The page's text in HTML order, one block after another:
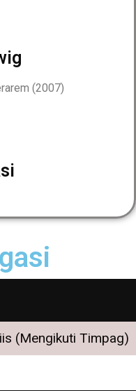
(2007)
(Mengikuti Timpag)